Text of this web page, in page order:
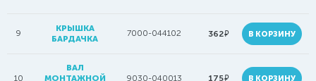
9
КРЫШКА
БАРДАЧКА
7000-044102 362руб. В КОРЗИНУ
10
ВАЛ
МОНТАЖНОЙ
9030-040013 175руб. В КОРЗИНУ